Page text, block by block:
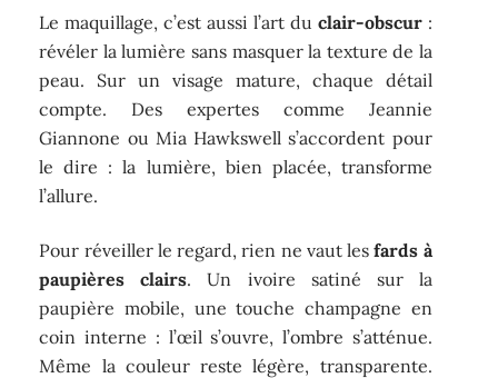
Le maquillage, c’est aussi l’art du clair-obscur:
révéler la lumière sans masquer la texture de la
peau. Sur un visage mature, chaque détail
compte. Des expertes comme Jeannie
Giannone ou Mia Hawkswell s’accordent pour
le dire : la lumière, bien placée, transforme
l’allure.
Pour réveiller le regard, rien ne vaut lesfards à
paupières clairs. Un ivoire satiné sur la
paupière mobile, une touche champagne en
coin interne : l’œil s’ouvre, l’ombre s’atténue.
Même la couleur reste légère, transparente.